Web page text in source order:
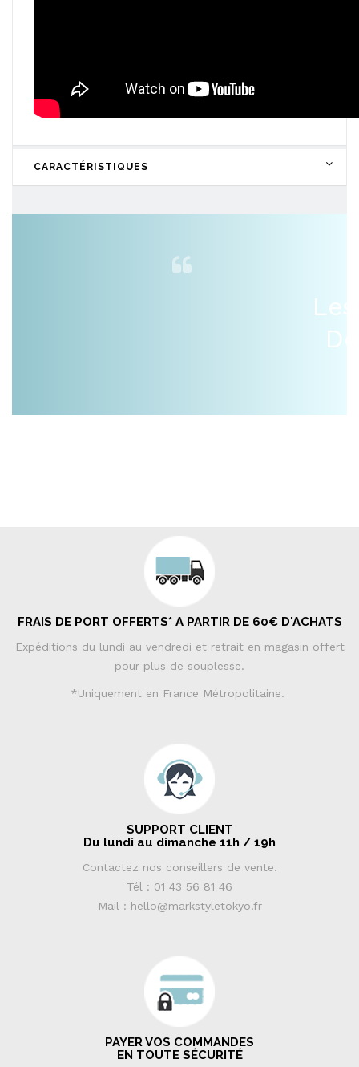
CARACTÉRISTIQUES
FRAIS DE PORT OFFERTS* A PARTIR DE 60€ D'ACHATS
Expéditions du lundi au vendredi et retrait en magasin offert
pour plus de souplesse.
*Uniquement en France Métropolitaine.
SUPPORT CLIENT
Du lundi au dimanche 11h / 19h
Contactez nos conseillers de vente.
Tél : 01 43 56 81 46
Mail : hello@markstyletokyo.fr
PAYER VOS COMMANDES
EN TOUTE SÉCURITÉ